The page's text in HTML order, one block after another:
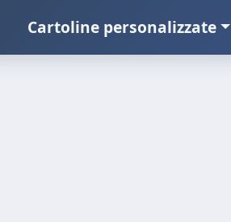
Cartoline personalizzate